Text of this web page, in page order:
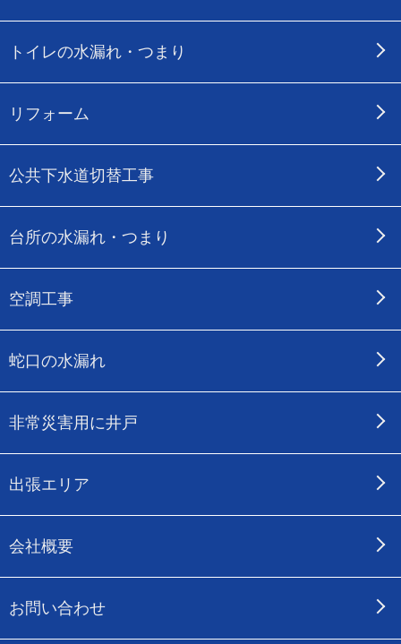
トイレの水漏れ・つまり
リフォーム
公共下水道切替工事
台所の水漏れ・つまり
空調工事
蛇口の水漏れ
非常災害用に井戸
出張エリア
会社概要
お問い合わせ